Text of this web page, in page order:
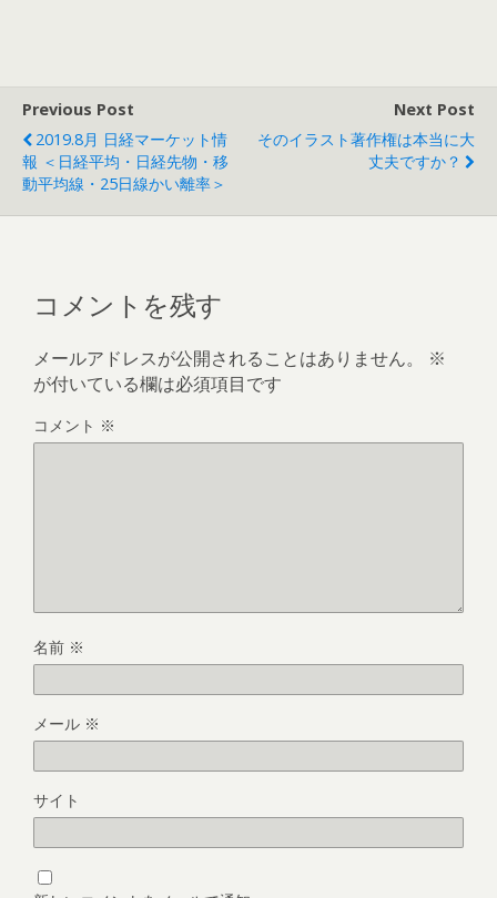
Previous Post
2019.8月 日経マーケット情
報 ＜日経平均・日経先物・移
動平均線・25日線かい離率＞
Next Post
そのイラスト著作権は本当に大
丈夫ですか？
コメントを残す
メールアドレスが公開されることはありません。
※
が付いている欄は必須項目です
コメント ※
名前 ※
メール ※
サイト